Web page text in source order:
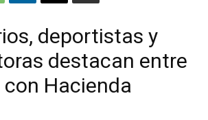
deportistas y
destacan entre
Hacienda